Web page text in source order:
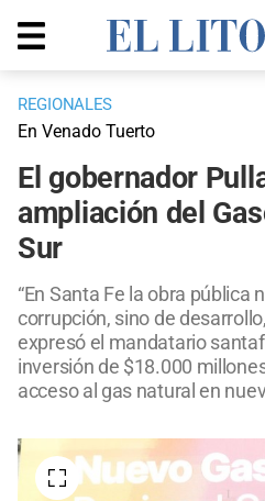
REGIONALES
En Venado Tuerto
El gobernador
ampliación del
Sur
“En Santa Fe la obra pública
corrupción, sino de
expresó el mandatario
inversión de $18.000
acceso al gas natural en